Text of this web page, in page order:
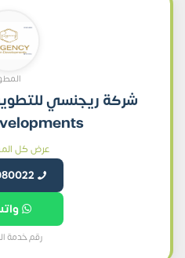
عرض كل
رقم خدمة